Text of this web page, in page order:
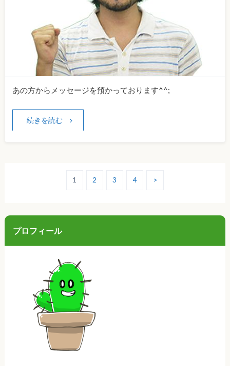
あの方からメッセージを預かっております^^;
続きを読む
1 2 3 4 >
プロフィール